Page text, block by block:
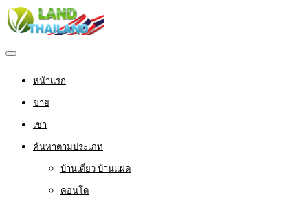
หน้าแรก
ขาย
เช่า
ค้นหาตามประเภท
บ้านเดี่ยว บ้านแฝด
คอนโด